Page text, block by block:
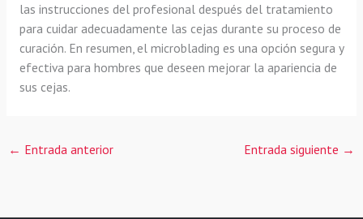
las instrucciones del profesional después del tratamiento
para cuidar adecuadamente las cejas durante su proceso de
curación. En resumen, el microblading es una opción segura y
efectiva para hombres que deseen mejorar la apariencia de
sus cejas.
← Entrada anterior Entrada siguiente →